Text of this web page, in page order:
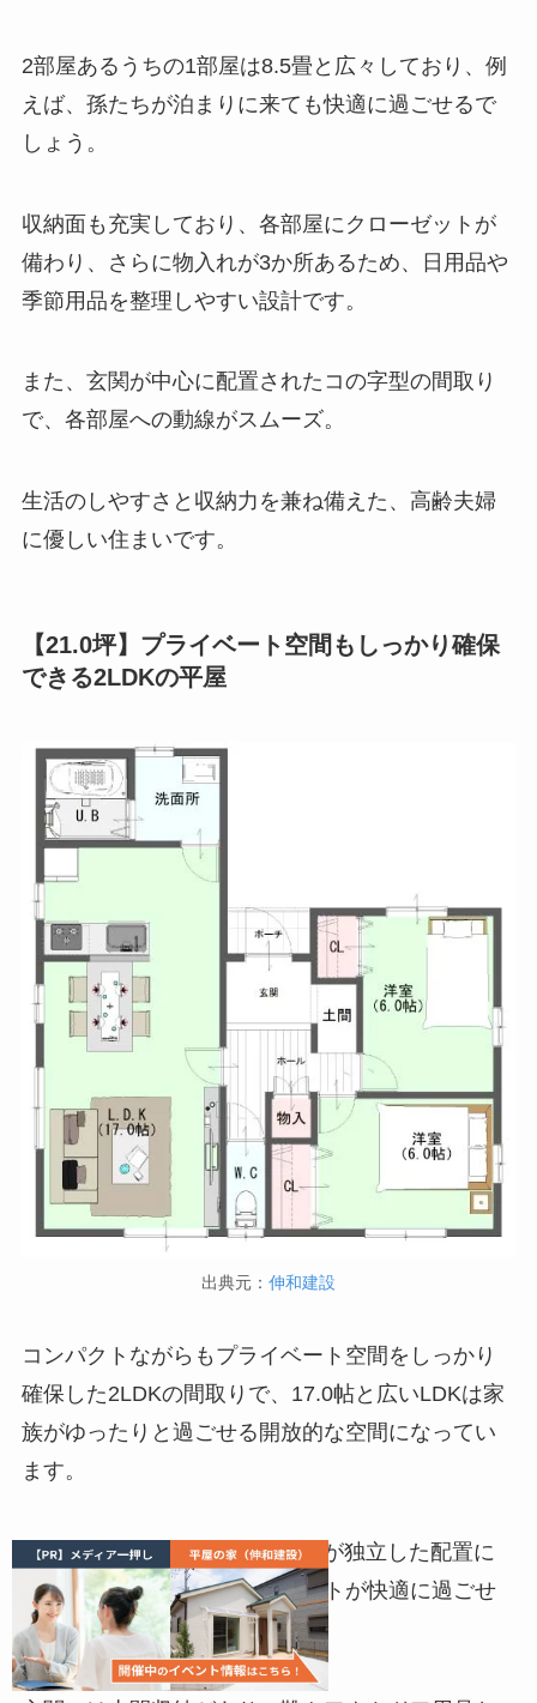
2部屋あるうちの1部屋は8.5畳と広々しており、例
えば、孫たちが泊まりに来ても快適に過ごせるで
しょう。
収納面も充実しており、各部屋にクローゼットが
備わり、さらに物入れが3か所あるため、日用品や
季節用品を整理しやすい設計です。
また、玄関が中心に配置されたコの字型の間取り
で、各部屋への動線がスムーズ。
生活のしやすさと収納力を兼ね備えた、高齢夫婦
に優しい住まいです。
【21.0坪】プライベート空間もしっかり確保
できる2LDKの平屋
出典元： 伸和建設
コンパクトながらもプライベート空間をしっかり
確保した2LDKの間取りで、17.0帖と広いLDKは家
族がゆったりと過ごせる開放的な空間になってい
ます。
2つの洋室（各6.0帖）はお互いが独立した配置に
なっており、夫婦や親子、ゲストが快適に過ごせ
る設計です。